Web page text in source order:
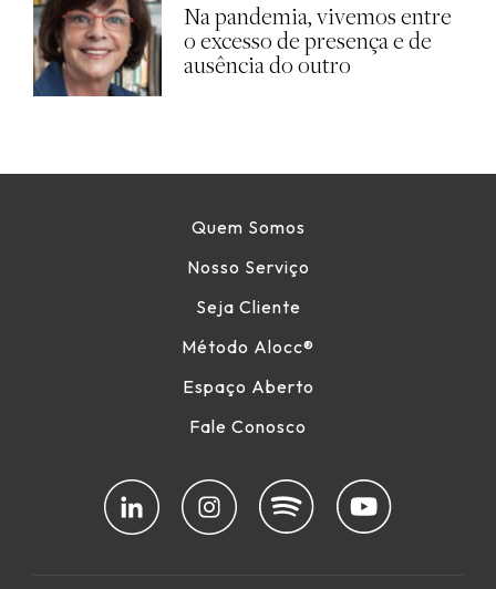
Na pandemia, vivemos entre
o excesso de presença e de
ausência do outro
Quem Somos
Nosso Serviço
Seja Cliente
Método Alocc®
Espaço Aberto
Fale Conosco